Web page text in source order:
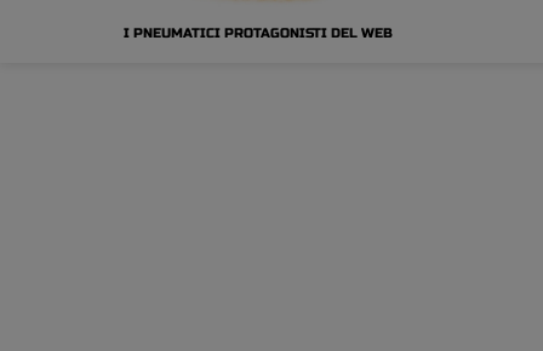
I PNEUMATICI PROTAGONISTI DEL WEB